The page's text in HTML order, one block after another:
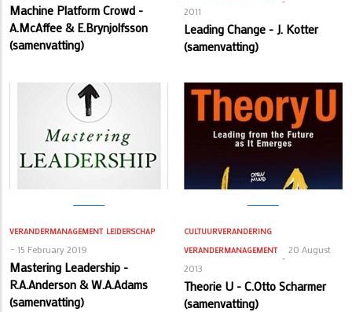
Machine Platform Crowd -
A.McAffee & E.Brynjolfsson
(samenvatting)
2011
Leading Change - J. Kotter
(samenvatting)
VERANDERMANAGEMENT LEIDERSCHAP
15 February 2019
Mastering Leadership -
R.A.Anderson & W.A.Adams
(samenvatting)
CULTUURVERANDERING
VERANDERMANAGEMENT
20 August
2013
Theorie U - C.Otto Scharmer
(samenvatting)